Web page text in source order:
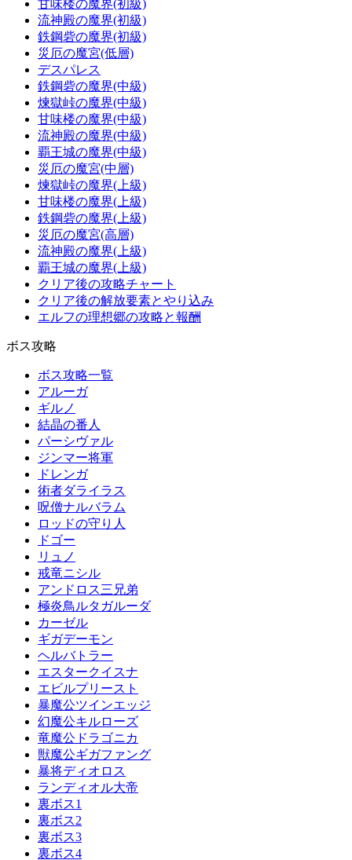
甘味楼の魔界(初級)
流神殿の魔界(初級)
鉄鋼砦の魔界(初級)
災厄の魔宮(低層)
デスパレス
鉄鋼砦の魔界(中級)
煉獄峠の魔界(中級)
甘味楼の魔界(中級)
流神殿の魔界(中級)
覇王城の魔界(中級)
災厄の魔宮(中層)
煉獄峠の魔界(上級)
甘味楼の魔界(上級)
鉄鋼砦の魔界(上級)
災厄の魔宮(高層)
流神殿の魔界(上級)
覇王城の魔界(上級)
クリア後の攻略チャート
クリア後の解放要素とやり込み
エルフの理想郷の攻略と報酬
ボス攻略
ボス攻略一覧
アルーガ
ギルノ
結晶の番人
パーシヴァル
ジンマー将軍
ドレンガ
術者ダライラス
呪僧ナルバラム
ロッドの守り人
ドゴー
リュノ
戒竜ニシル
アンドロス三兄弟
極炎鳥ルタガルーダ
カーゼル
ギガデーモン
ヘルバトラー
エスタークイスナ
エビルプリースト
暴魔公ツインエッジ
幻魔公キルローズ
竜魔公ドラゴニカ
獣魔公ギガファング
暴将ディオロス
ランディオル大帝
裏ボス1
裏ボス2
裏ボス3
裏ボス4